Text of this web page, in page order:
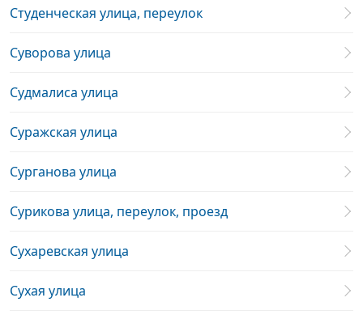
Студенческая улица, переулок
Суворова улица
Судмалиса улица
Суражская улица
Сурганова улица
Сурикова улица, переулок, проезд
Сухаревская улица
Сухая улица